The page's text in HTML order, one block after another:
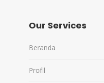
Our Services
Beranda
Profil